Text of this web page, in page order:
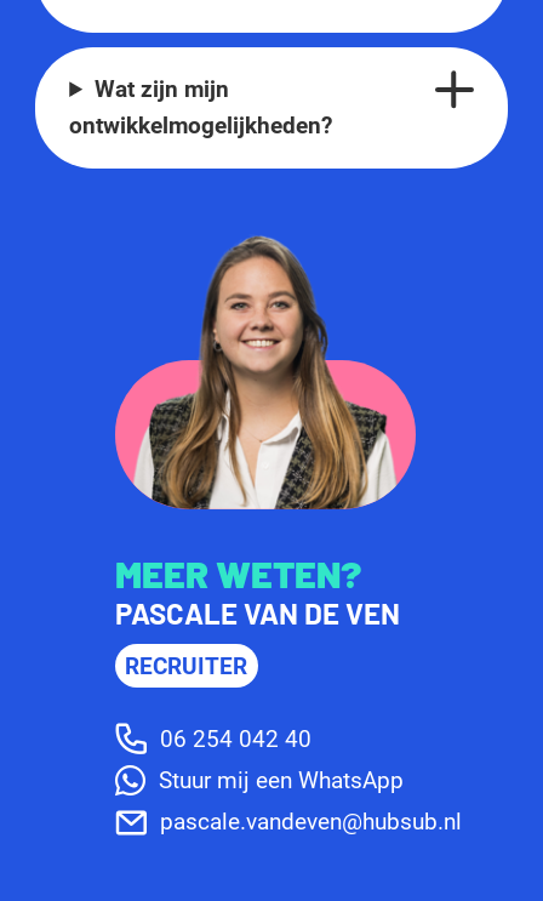
Wat zijn mijn
ontwikkelmogelijkheden?
MEER WETEN?
PASCALE VAN DE VEN
RECRUITER
06 254 042 40
Stuur mij een WhatsApp
pascale.vandeven@hubsub.nl